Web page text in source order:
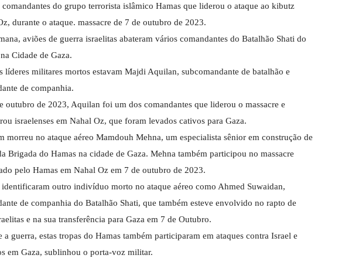
comandantes do grupo terrorista islâmico Hamas que liderou o ataque ao kibutz
durante o ataque. massacre de 7 de outubro de 2023.
aviões de guerra israelitas abateram vários comandantes do Batalhão Shati do
Cidade de Gaza.
líderes militares mortos estavam Majdi Aquilan, subcomandante de batalhão e
de companhia.
outubro de 2023, Aquilan foi um dos comandantes que liderou o massacre e
israelenses em Nahal Oz, que foram levados cativos para Gaza.
morreu no ataque aéreo Mamdouh Mehna, um especialista sênior em construção de
Brigada do Hamas na cidade de Gaza. Mehna também participou no massacre
pelo Hamas em Nahal Oz em 7 de outubro de 2023.
outro indivíduo morto no ataque aéreo como Ahmed Suwaidan,
de companhia do Batalhão Shati, que também esteve envolvido no rapto de
e na sua transferência para Gaza em 7 de Outubro.
a guerra, estas tropas do Hamas também participaram em ataques contra Israel e
em Gaza, sublinhou o porta-voz militar.